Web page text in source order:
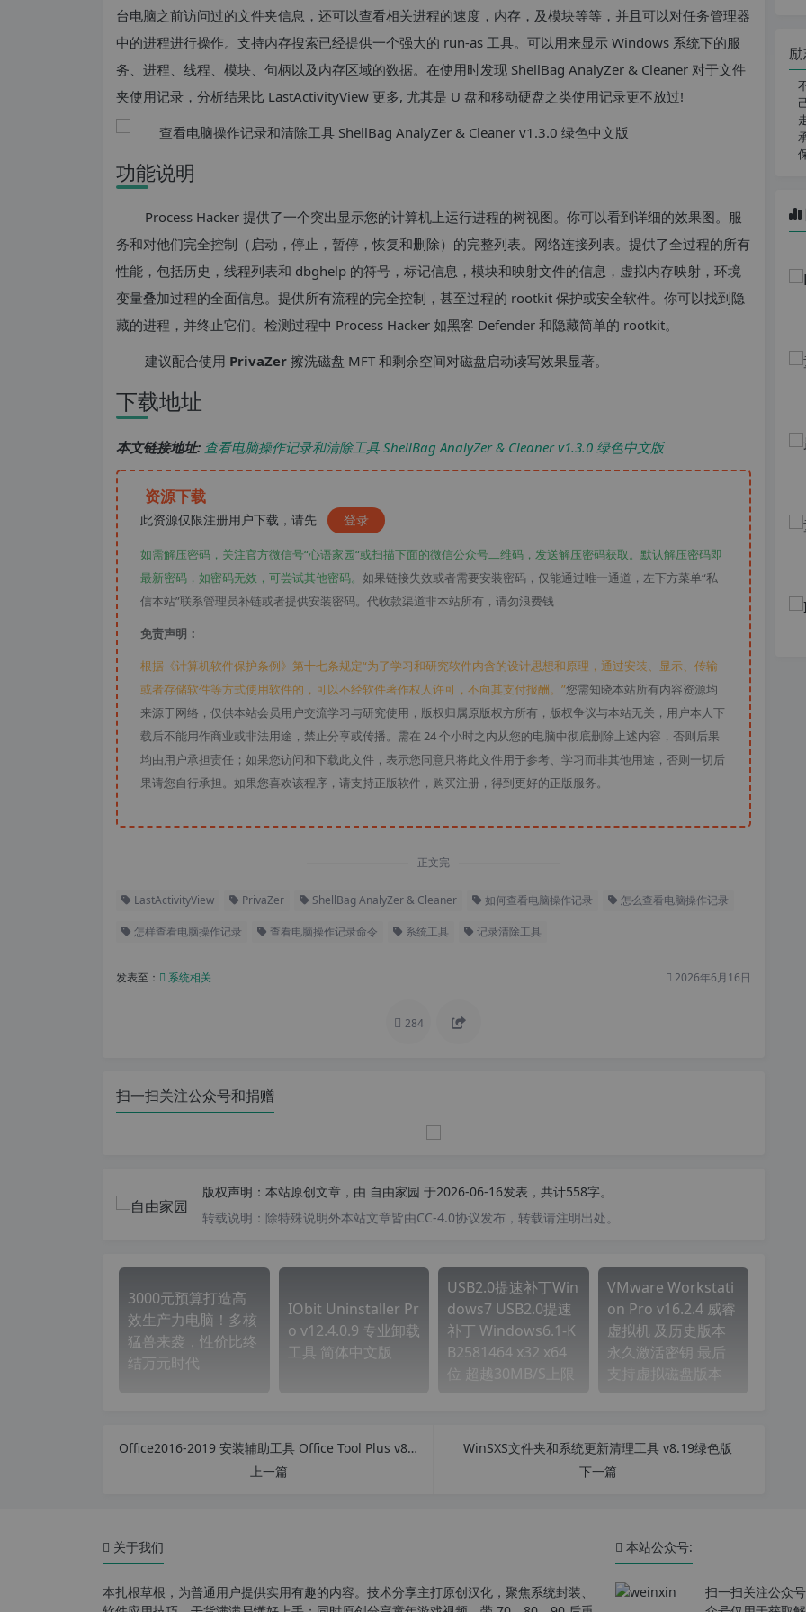
台电脑之前访问过的文件夹信息，还可以查看相关进程的速度，内存，及模块等等，并且可以对任务管理器
中的进程进行操作。支持内存搜索已经提供一个强大的 run-as 工具。可以用来显示 Windows 系统下的服
务、进程、线程、模块、句柄以及内存区域的数据。在使用时发现 ShellBag AnalyZer & Cleaner 对于文件
夹使用记录，分析结果比 LastActivityView 更多, 尤其是 U 盘和移动硬盘之类使用记录更不放过!
功能说明
Process Hacker 提供了一个突出显示您的计算机上运行进程的树视图。你可以看到详细的效果图。服
务和对他们完全控制（启动，停止，暂停，恢复和删除）的完整列表。网络连接列表。提供了全过程的所有
性能，包括历史，线程列表和 dbghelp 的符号，标记信息，模块和映射文件的信息，虚拟内存映射，环境
变量叠加过程的全面信息。提供所有流程的完全控制，甚至过程的 rootkit 保护或安全软件。你可以找到隐
藏的进程，并终止它们。检测过程中 Process Hacker 如黑客 Defender 和隐藏简单的 rootkit。
建议配合使用 PrivaZer 擦洗磁盘 MFT 和剩余空间对磁盘启动读写效果显著。
下载地址
本文链接地址: 查看电脑操作记录和清除工具 ShellBag AnalyZer & Cleaner v1.3.0 绿色中文版
资源下载
此资源仅限注册用户下载，请先 登录
如需解压密码，关注官方微信号“心语家园“或扫描下面的微信公众号二维码，发送解压密码获取。默认解压密码即
最新密码，如密码无效，可尝试其他密码。 如果链接失效或者需要安装密码，仅能通过唯一通道，左下方菜单“私
信本站”联系管理员补链或者提供安装密码。代收款渠道非本站所有，请勿浪费钱
免责声明：
根据《计算机软件保护条例》第十七条规定“为了学习和研究软件内含的设计思想和原理，通过安装、显示、传输
或者存储软件等方式使用软件的，可以不经软件著作权人许可，不向其支付报酬。”您需知晓本站所有内容资源均
来源于网络，仅供本站会员用户交流学习与研究使用，版权归属原版权方所有，版权争议与本站无关，用户本人下
载后不能用作商业或非法用途，禁止分享或传播。需在 24 个小时之内从您的电脑中彻底删除上述内容，否则后果
均由用户承担责任；如果您访问和下载此文件，表示您同意只将此文件用于参考、学习而非其他用途，否则一切后
果请您自行承担。如果您喜欢该程序，请支持正版软件，购买注册，得到更好的正版服务。
正文完
LastActivityView PrivaZer ShellBag AnalyZer & Cleaner 如何查看电脑操作记录 怎么查看电脑操作记录
怎样查看电脑操作记录 查看电脑操作记录命令 系统工具 记录清除工具
发表至： 系统相关 2026年6月16日
284
扫一扫关注公众号和捐赠
版权声明： 本站原创文章，由 自由家园 于2026-06-16发表，共计558字。
转载说明： 除特殊说明外本站文章皆由CC-4.0协议发布，转载请注明出处。
3000元预算打造高
效生产力电脑！多核
猛兽来袭，性价比终
结万元时代
IObit Uninstaller Pr
o v12.4.0.9 专业卸载
工具 简体中文版
USB2.0提速补丁Win
dows7 USB2.0提速
补丁 Windows6.1-K
B2581464 x32 x64
位 超越30MB/S上限
VMware Workstati
on Pro v16.2.4 威睿
虚拟机 及历史版本
永久激活密钥 最后
支持虚拟磁盘版本
Office2016-2019 安装辅助工具 Office Tool Plus v8.3.1 正式版
上一篇
WinSXS文件夹和系统更新清理工具 v8.19绿色版
下一篇
关于我们
本扎根草根，为普通用户提供实用有趣的内容。技术分享主打原创汉化，聚焦系统封装、
本站公众号:
扫一扫关注公众